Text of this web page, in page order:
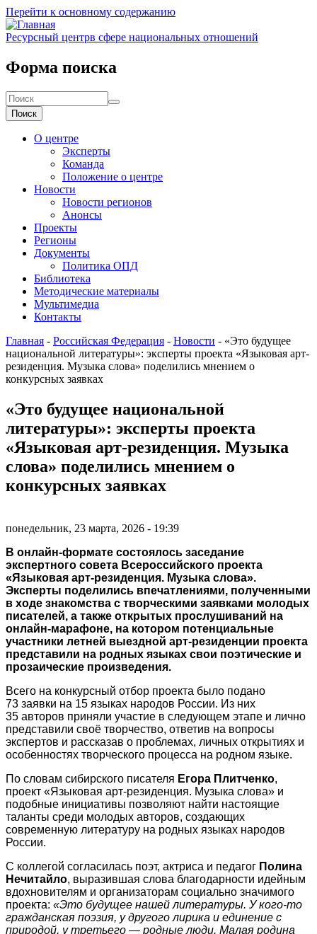
Перейти к основному содержанию
Ресурсный центрв сфере национальных отношений
Форма поиска
Поиск
О центре
Эксперты
Команда
Положение о центре
Новости
Новости регионов
Анонсы
Проекты
Регионы
Документы
Политика ОПД
Библиотека
Методические материалы
Мультимедиа
Контакты
Главная - Российская Федерация - Новости - «Это будущее
национальной литературы»: эксперты проекта «Языковая арт-
резиденция. Музыка слова» поделились мнением о
конкурсных заявках
«Это будущее национальной
литературы»: эксперты проекта
«Языковая арт-резиденция. Музыка
слова» поделились мнением о
конкурсных заявках
понедельник, 23 марта, 2026 - 19:39
В онлайн-формате состоялось заседание
экспертного совета Всероссийского проекта
«Языковая арт-резиденция. Музыка слова».
Эксперты поделились впечатлениями, полученными
в ходе знакомства с творческими заявками молодых
писателей, а также открытых прослушиваний на
онлайн-марафоне, на котором потенциальные
участники летней выездной арт-резиденции проекта
представили на родных языках свои поэтические и
прозаические произведения.
Всего на конкурсный отбор проекта было подано
73 заявки на 15 языках народов России. Из них
35 авторов приняли участие в следующем этапе и лично
представили своё творчество, ответив на вопросы
экспертов и рассказав о проблемах, личных открытиях и
особенностях творческого процесса на родном языке.
По словам сибирского писателя Егора Плитченко,
проект «Языковая арт-резиденция. Музыка слова» и
подобные инициативы позволяют найти настоящие
таланты среди молодых авторов, создающих
современную литературу на родных языках народов
России.
С коллегой согласилась поэт, актриса и педагог Полина
Нечитайло, выразившая слова благодарности идейным
вдохновителям и организаторам социально значимого
проекта: «Это будущее нашей литературы. У кого-то
гражданская поэзия, у другого лирика и единение с
природой, у третьего ― родные люди. Малая родина